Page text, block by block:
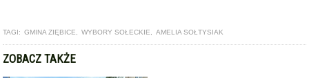
TAGI: GMINA ZIĘBICE WYBORY SOŁECKIE AMELIA SOŁTYSIAK
ZOBACZ TAKŻE